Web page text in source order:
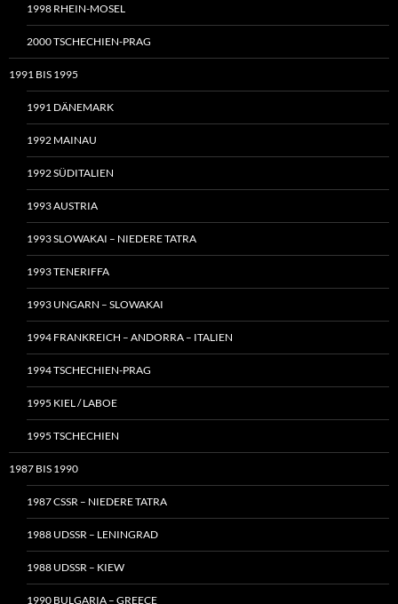
1998 RHEIN-MOSEL
2000 TSCHECHIEN-PRAG
1991 BIS 1995
1991 DÄNEMARK
1992 MAINAU
1992 SÜDITALIEN
1993 AUSTRIA
1993 SLOWAKAI – NIEDERE TATRA
1993 TENERIFFA
1993 UNGARN – SLOWAKAI
1994 FRANKREICH – ANDORRA – ITALIEN
1994 TSCHECHIEN-PRAG
1995 KIEL / LABOE
1995 TSCHECHIEN
1987 BIS 1990
1987 CSSR – NIEDERE TATRA
1988 UDSSR – LENINGRAD
1988 UDSSR – KIEW
1990 BULGARIA – GREECE